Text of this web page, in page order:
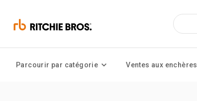
Parcourir par catégorie Ventes aux enchères